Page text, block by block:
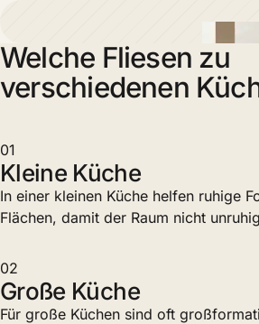
Welche Fliesen zu
verschiedenen
01
Kleine Küche
In einer kleinen Küche helfen ruhige
Flächen, damit der Raum nicht
02
Große Küche
Für große Küchen sind oft